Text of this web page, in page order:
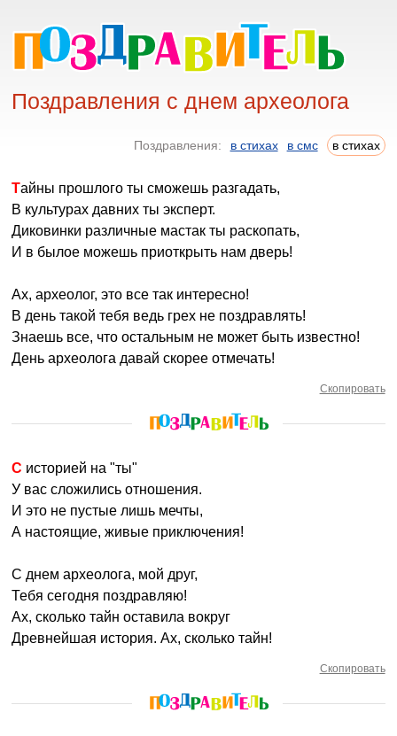
Поздравления с днем археолога
Поздравления: в стихах в смс в стихах
Тайны прошлого ты сможешь разгадать,
В культурах давних ты эксперт.
Диковинки различные мастак ты раскопать,
И в былое можешь приоткрыть нам дверь!
Ах, археолог, это все так интересно!
В день такой тебя ведь грех не поздравлять!
Знаешь все, что остальным не может быть известно!
День археолога давай скорее отмечать!
Скопировать
С историей на "ты"
У вас сложились отношения.
И это не пустые лишь мечты,
А настоящие, живые приключения!
С днем археолога, мой друг,
Тебя сегодня поздравляю!
Ах, сколько тайн оставила вокруг
Древнейшая история. Ах, сколько тайн!
Скопировать